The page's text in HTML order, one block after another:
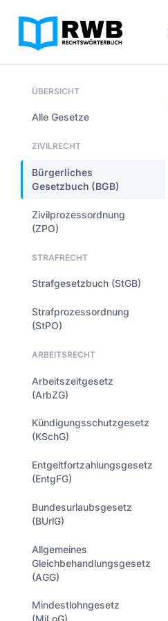
ÜBERSICHT
Alle Gesetze
ZIVILRECHT
Bürgerliches
Gesetzbuch (BGB)
Zivilprozessordnung
(ZPO)
STRAFRECHT
Strafgesetzbuch (StGB)
Strafprozessordnung
(StPO)
ARBEITSRECHT
Arbeitszeitgesetz
(ArbZG)
Kündigungsschutzgesetz
(KSchG)
Entgeltfortzahlungsgesetz
(EntgFG)
Bundesurlaubsgesetz
(BUrlG)
Allgemeines
Gleichbehandlungsgesetz
(AGG)
Mindestlohngesetz